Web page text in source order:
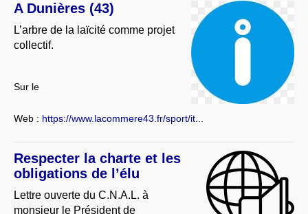
A Dunières (43)
L’arbre de la laïcité comme projet
collectif.
Sur le
Web : https://www.lacommere43.fr/sport/it...
Respecter la charte et les
obligations de l’élu
Lettre ouverte du C.N.A.L. à
monsieur le Président de